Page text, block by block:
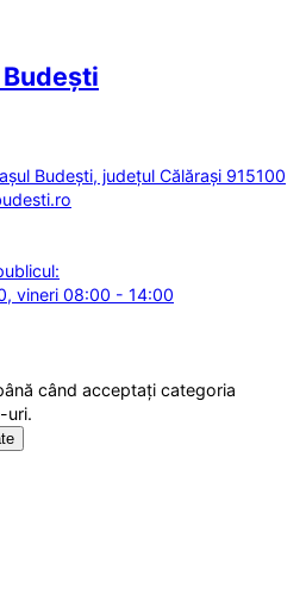
Budești, județul Călărași 915100
vineri 08:00 - 14:00
când acceptați categoria
uri.